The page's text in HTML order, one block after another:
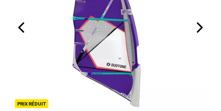
PRIX RÉDUIT